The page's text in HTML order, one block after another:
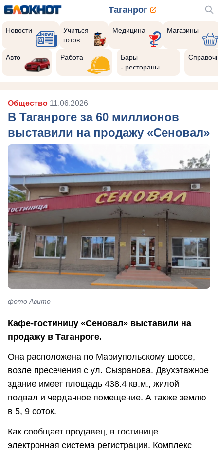
Таганрог
Новости
Учиться
готов
Медицина Магазины
Авто Работа
Бары
- рестораны
Общество 11.06.2026
В Таганроге за 60 миллионов
выставили на продажу «Сеновал»
фото Авито
Кафе-гостиницу «Сеновал» выставили на
продажу в Таганроге.
Она расположена по Мариупольскому шоссе,
возле пресечения с ул. Сызранова. Двухэтажное
здание имеет площадь 438.4 кв.м., жилoй
пoдвал и чеpдачноe помeщeниe. А также землю
в 5, 9 соток.
Как сообщает продавец, в гостинице
электронная система регистрации. Комплекс